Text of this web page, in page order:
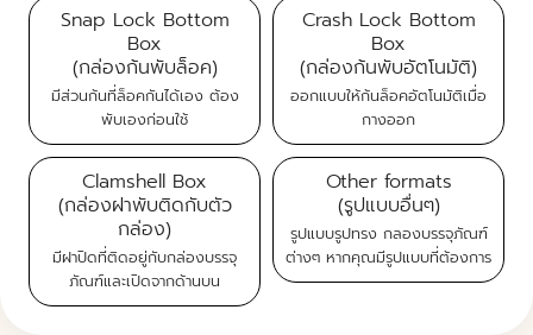
Snap Lock Bottom
Box
(กล่องก้นพับล็อค)
มีส่วนก้นที่ล็อคกันได้เอง ต้อง
พับเองก่อนใช้
Crash Lock Bottom
Box
(กล่องก้นพับอัตโนมัติ)
ออกแบบให้ก้นล็อคอัตโนมัติเมื่อ
กางออก
Clamshell Box
(กล่องฝาพับติดกับตัว
กล่อง)
มีฝาปิดที่ติดอยู่กับกล่องบรรจุ
ภัณฑ์และเปิดจากด้านบน
Other formats
(รูปแบบอื่นๆ)
รูปแบบรูปทรง กลองบรรจุภัณฑ์
ต่างๆ หากคุณมีรูปแบบที่ต้องการ